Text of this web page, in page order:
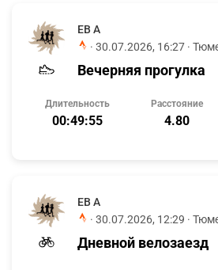
ЕВ А
· 30.07.2026, 16:27 ·
Вечерняя прогулка
Длительность
00:49:55
Расстояние
4.80
ЕВ А
· 30.07.2026, 12:29 ·
Дневной велозаезд